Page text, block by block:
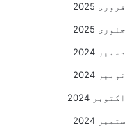
فروری 2025
جنوری 2025
دسمبر 2024
نومبر 2024
اکتوبر 2024
ستمبر 2024